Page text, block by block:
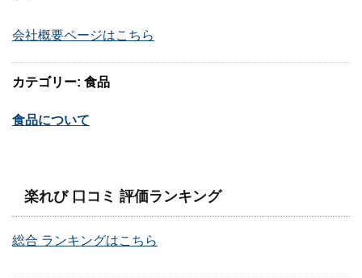
会社概要ページはこちら
カテゴリー: 食品
食品について
楽れび 口コミ 評価ランキング
総合 ランキングはこちら